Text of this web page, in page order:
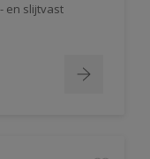
en slijtvast